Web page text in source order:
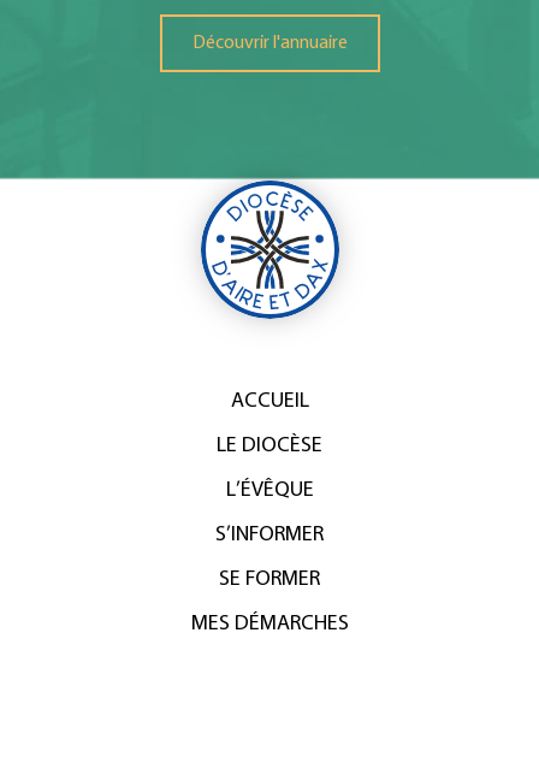
Découvrir l'annuaire
ACCUEIL
LE DIOCÈSE
L’ÉVÊQUE
S’INFORMER
SE FORMER
MES DÉMARCHES